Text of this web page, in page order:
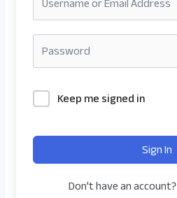
Keep me signed in
Sign In
Don't have an account?